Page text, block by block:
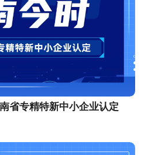
省专精特新中小企业认定